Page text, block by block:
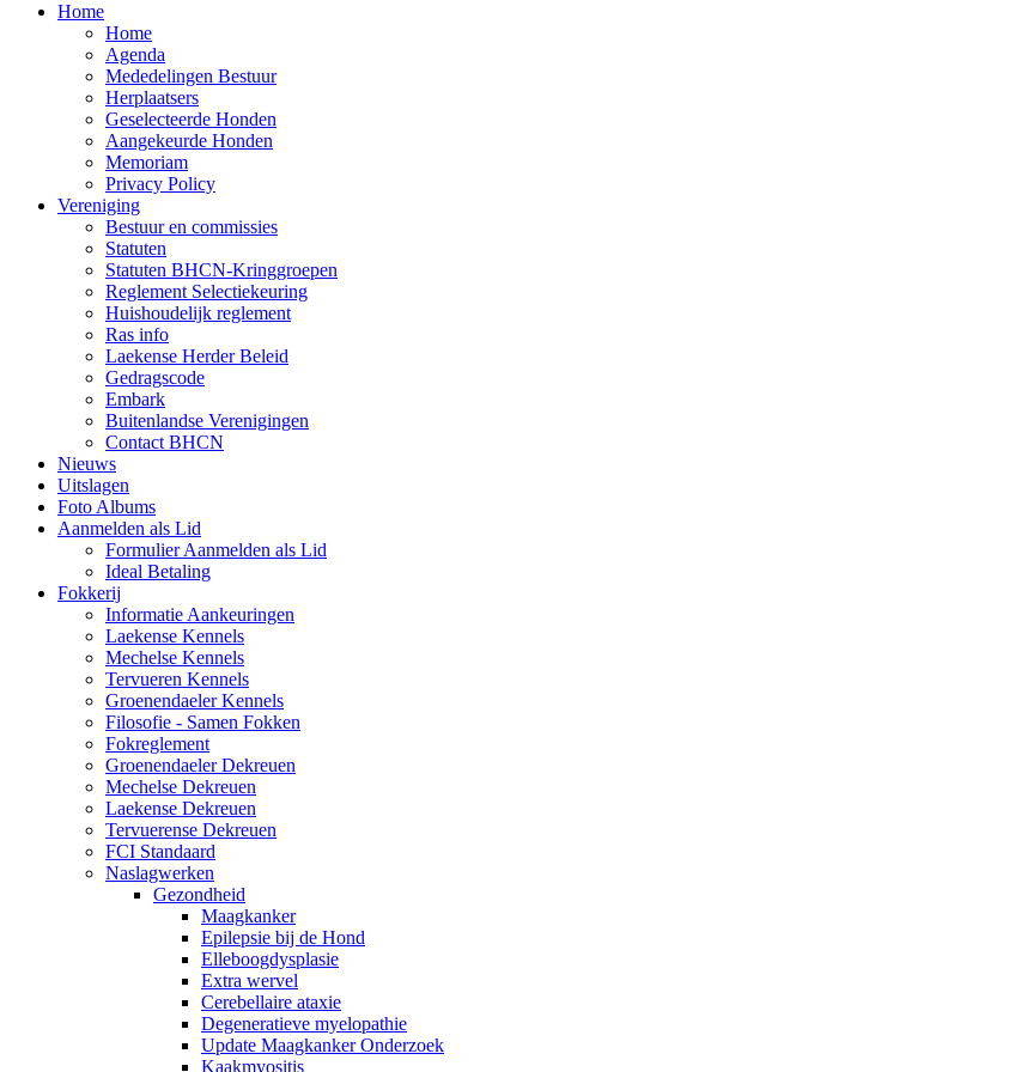
Home
Home
Agenda
Mededelingen Bestuur
Herplaatsers
Geselecteerde Honden
Aangekeurde Honden
Memoriam
Privacy Policy
Vereniging
Bestuur en commissies
Statuten
Statuten BHCN-Kringgroepen
Reglement Selectiekeuring
Huishoudelijk reglement
Ras info
Laekense Herder Beleid
Gedragscode
Embark
Buitenlandse Verenigingen
Contact BHCN
Nieuws
Uitslagen
Foto Albums
Aanmelden als Lid
Formulier Aanmelden als Lid
Ideal Betaling
Fokkerij
Informatie Aankeuringen
Laekense Kennels
Mechelse Kennels
Tervueren Kennels
Groenendaeler Kennels
Filosofie - Samen Fokken
Fokreglement
Groenendaeler Dekreuen
Mechelse Dekreuen
Laekense Dekreuen
Tervuerense Dekreuen
FCI Standaard
Naslagwerken
Gezondheid
Maagkanker
Epilepsie bij de Hond
Elleboogdysplasie
Extra wervel
Cerebellaire ataxie
Degeneratieve myelopathie
Update Maagkanker Onderzoek
Kaakmyositis